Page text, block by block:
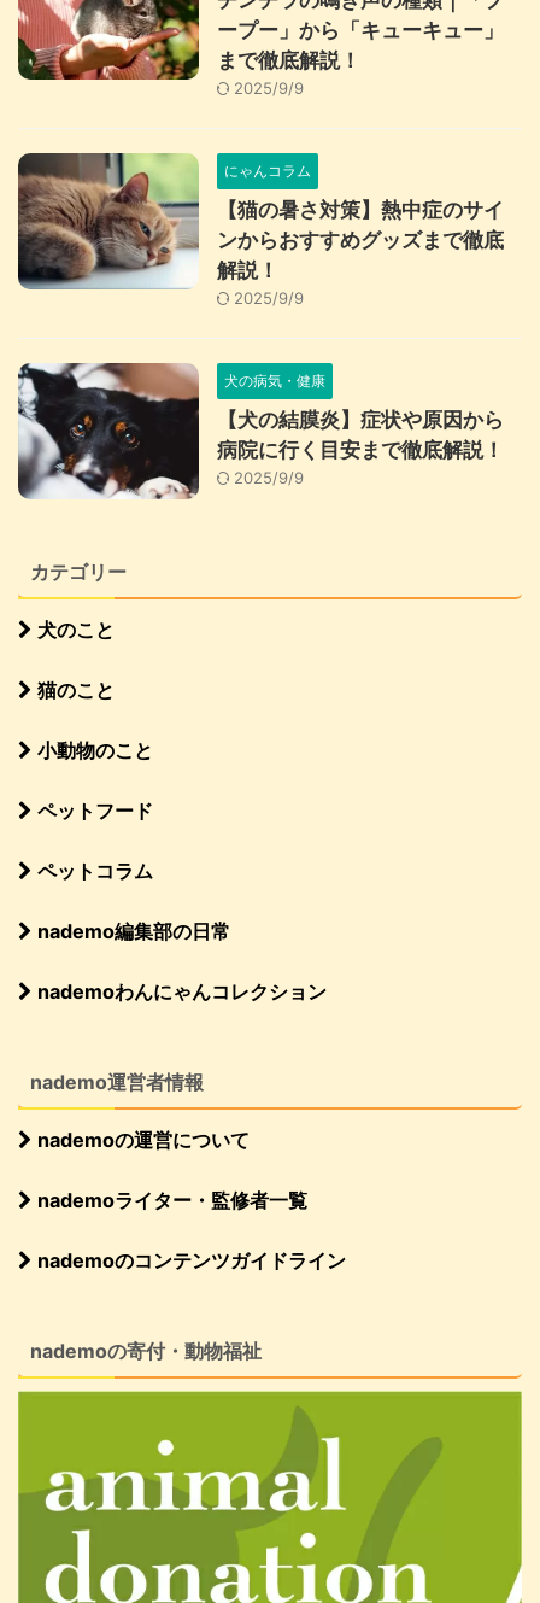
ープー」から「キューキュー」
まで徹底解説！
2025/9/9
にゃんコラム
【猫の暑さ対策】熱中症のサイ
ンからおすすめグッズまで徹底
解説！
2025/9/9
犬の病気・健康
【犬の結膜炎】症状や原因から
病院に行く目安まで徹底解説！
2025/9/9
カテゴリー
犬のこと
猫のこと
小動物のこと
ペットフード
ペットコラム
nademo編集部の日常
nademoわんにゃんコレクション
nademo運営者情報
nademoの運営について
nademoライター・監修者一覧
nademoのコンテンツガイドライン
nademoの寄付・動物福祉